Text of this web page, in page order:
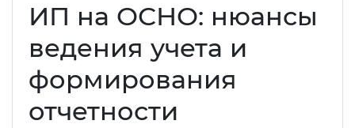
ИП на ОСНО: нюансы
ведения учета и
формирования
отчетности